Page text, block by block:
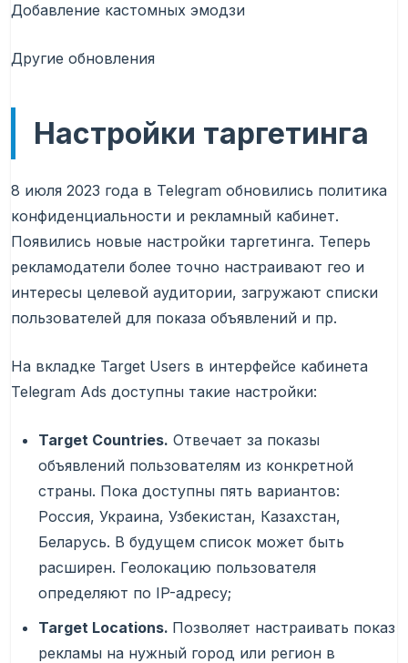
Добавление кастомных эмодзи
Другие обновления
Настройки таргетинга
8 июля 2023 года в Telegram обновились политика
конфиденциальности и рекламный кабинет.
Появились новые настройки таргетинга. Теперь
рекламодатели более точно настраивают гео и
интересы целевой аудитории, загружают списки
пользователей для показа объявлений и пр.
На вкладке Target Users в интерфейсе кабинета
Telegram Ads доступны такие настройки:
Target Countries. Отвечает за показы
объявлений пользователям из конкретной
страны. Пока доступны пять вариантов:
Россия, Украина, Узбекистан, Казахстан,
Беларусь. В будущем список может быть
расширен. Геолокацию пользователя
определяют по IP-адресу;
Target Locations. Позволяет настраивать показ
рекламы на нужный город или регион в